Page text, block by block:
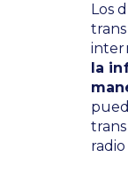
Los
la